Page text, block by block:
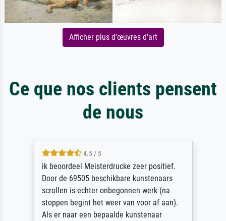
Afficher plus d'œuvres d'art
Ce que nos clients pensent
de nous
4.5 / 5
ik beoordeel Meisterdrucke zeer positief.
Door de 69505 beschikbare kunstenaars
scrollen is echter onbegonnen werk (na
stoppen begint het weer van voor af aan).
Als er naar een bepaalde kunstenaar